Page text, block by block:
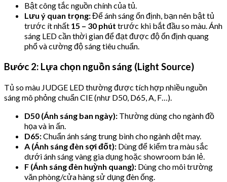
Bật công tắc nguồn chính của tủ.
Lưu ý quan trọng:Để ánh sáng ổn định, bạn nên bật tủ
trước ít nhất 15 – 30 phút trước khi bắt đầu so màu. Ánh
sáng LED cần thời gian để đạt được độ ổn định quang
phổ và cường độ sáng tiêu chuẩn.
Bước 2: Lựa chọn nguồn sáng (Light Source)
Tủ so màu JUDGE LED thường được tích hợp nhiều nguồn
sáng mô phỏng chuẩn CIE (như D50, D65, A, F…).
D50 (Ánh sáng ban ngày): Thường dùng cho ngành đồ
họa và in ấn.
D65:Chuẩn ánh sáng trung bình cho ngành dệt may.
A (Ánh sáng đèn sợi đốt): Dùng để kiểm tra màu sắc
dưới ánh sáng vàng gia dụng hoặc showroom bán lẻ.
F (Ánh sáng đèn huỳnh quang): Dùng cho môi trường
văn phòng/cửa hàng sử dụng đèn ống.